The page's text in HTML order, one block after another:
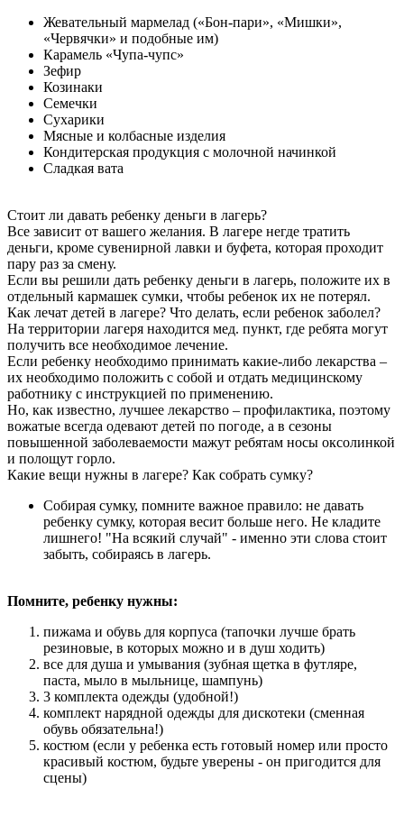
Жевательный мармелад («Бон-пари», «Мишки»,
«Червячки» и подобные им)
Карамель «Чупа-чупс»
Зефир
Козинаки
Семечки
Сухарики
Мясные и колбасные изделия
Кондитерская продукция с молочной начинкой
Сладкая вата
Стоит ли давать ребенку деньги в лагерь?
Все зависит от вашего желания. В лагере негде тратить
деньги, кроме сувенирной лавки и буфета, которая проходит
пару раз за смену.
Если вы решили дать ребенку деньги в лагерь, положите их в
отдельный кармашек сумки, чтобы ребенок их не потерял.
Как лечат детей в лагере? Что делать, если ребенок заболел?
На территории лагеря находится мед. пункт, где ребята могут
получить все необходимое лечение.
Если ребенку необходимо принимать какие-либо лекарства –
их необходимо положить с собой и отдать медицинскому
работнику с инструкцией по применению.
Но, как известно, лучшее лекарство – профилактика, поэтому
вожатые всегда одевают детей по погоде, а в сезоны
повышенной заболеваемости мажут ребятам носы оксолинкой
и полощут горло.
Какие вещи нужны в лагере? Как собрать сумку?
Собирая сумку, помните важное правило: не давать
ребенку сумку, которая весит больше него. Не кладите
лишнего! "На всякий случай" - именно эти слова стоит
забыть, собираясь в лагерь.
Помните, ребенку нужны:
пижама и обувь для корпуса (тапочки лучше брать
резиновые, в которых можно и в душ ходить)
все для душа и умывания (зубная щетка в футляре,
паста, мыло в мыльнице, шампунь)
3 комплекта одежды (удобной!)
комплект нарядной одежды для дискотеки (сменная
обувь обязательна!)
костюм (если у ребенка есть готовый номер или просто
красивый костюм, будьте уверены - он пригодится для
сцены)